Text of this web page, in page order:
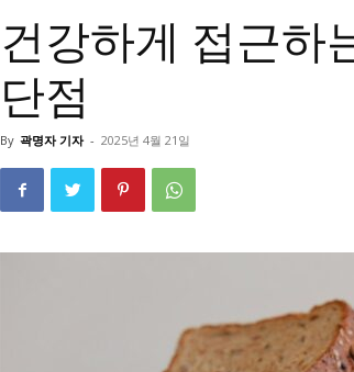
건강하게 접근하
단점
By 곽명자 기자 - 2025년 4월 21일